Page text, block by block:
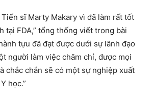
sĩ Marty Makary vì đã làm rất tốt
tại FDA,” tổng thống viết trong bài
tựu đã đạt được dưới sự lãnh đạo
người làm việc chăm chỉ, được mọi
chắc chắn sẽ có một sự nghiệp xuất
học.”